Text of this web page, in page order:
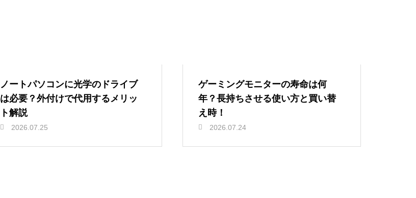
ノートパソコンに光学のドライブ
は必要？外付けで代用するメリッ
ト解説
2026.07.25
ゲーミングモニターの寿命は何
年？長持ちさせる使い方と買い替
え時！
2026.07.24